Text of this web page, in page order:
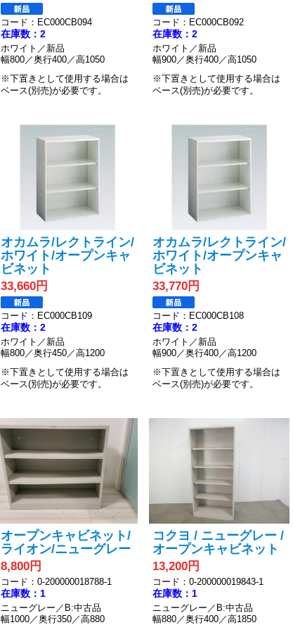
コード：EC000CB094
在庫数：2
ホワイト／新品
幅800／奥行400／高1050
※下置きとして使用する場合は
ベース(別売)が必要です。
コード：EC000CB092
在庫数：2
ホワイト／新品
幅900／奥行400／高1050
※下置きとして使用する場合は
ベース(別売)が必要です。
オカムラ/レクトライン/
ホワイト/オープンキャ
ビネット
33,660円
コード：EC000CB109
在庫数：2
ホワイト／新品
幅800／奥行450／高1200
※下置きとして使用する場合は
ベース(別売)が必要です。
オカムラ/レクトライン/
ホワイト/オープンキャ
ビネット
33,770円
コード：EC000CB108
在庫数：2
ホワイト／新品
幅900／奥行400／高1200
※下置きとして使用する場合は
ベース(別売)が必要です。
オープンキャビネット/
ライオン/ニューグレー
8,800円
コード：0-200000018788-1
在庫数：1
ニューグレー／B:中古品
幅1000／奥行350／高880
コクヨ / ニューグレー /
オープンキャビネット
13,200円
コード：0-200000019843-1
在庫数：1
ニューグレー／B:中古品
幅880／奥行400／高1850